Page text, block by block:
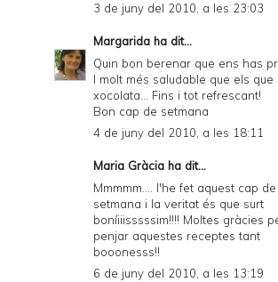
3 de juny del 2010, a les 23:03
Margarida ha dit...
Quin bon berenar que ens has
I molt més saludable que els que
xocolata... Fins i tot refrescant!
Bon cap de setmana
4 de juny del 2010, a les 18:11
Maria Gràcia ha dit...
Mmmmm.... l'he fet aquest cap de
setmana i la veritat és que surt
boníiiisssssim!!!! Moltes gràcies
penjar aquestes receptes tant
booonesss!!
6 de juny del 2010, a les 13:19